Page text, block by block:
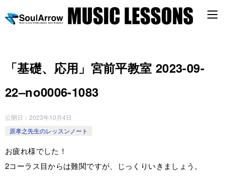
「基礎、応用」宮前平教室 2023-09-
22–no0006-1083
公開日： 2023年10月4日
原孝之先生のレッスンノート
お疲れ様でした！
2コーラス目からは難関ですが、じっくりいきましょう。